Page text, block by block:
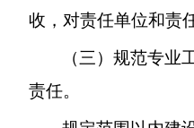
收，对责任单位和责
（三）规范专业
责任。